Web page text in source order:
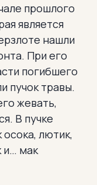
прошлого
является
нашли
При его
погибшего
пучок травы.
жевать,
В пучке
осока, лютик,
и… мак